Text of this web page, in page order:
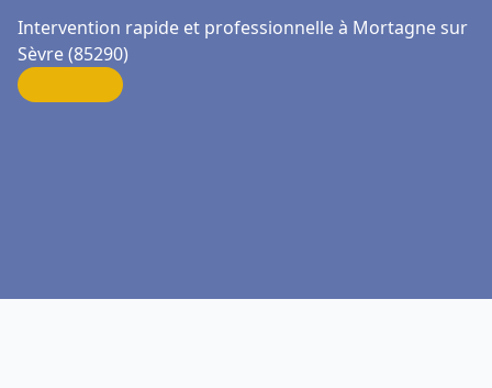
Intervention rapide et professionnelle à Mortagne sur
Sèvre (85290)